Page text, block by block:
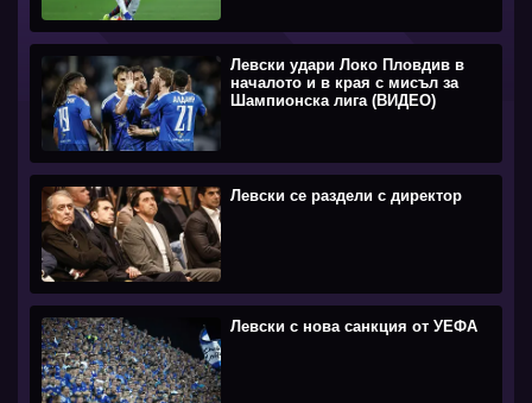
Левски удари Локо Пловдив в
началото и в края с мисъл за
Шампионска лига (ВИДЕО)
Левски се раздели с директор
Левски с нова санкция от УЕФА